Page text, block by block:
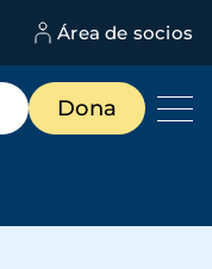
Área de socios
Dona